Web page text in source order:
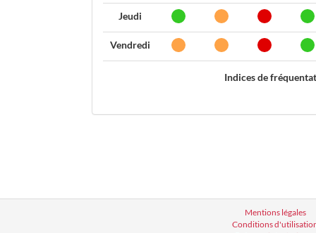
Jeudi
Vendredi
Indices de
Mentions légales
Conditions